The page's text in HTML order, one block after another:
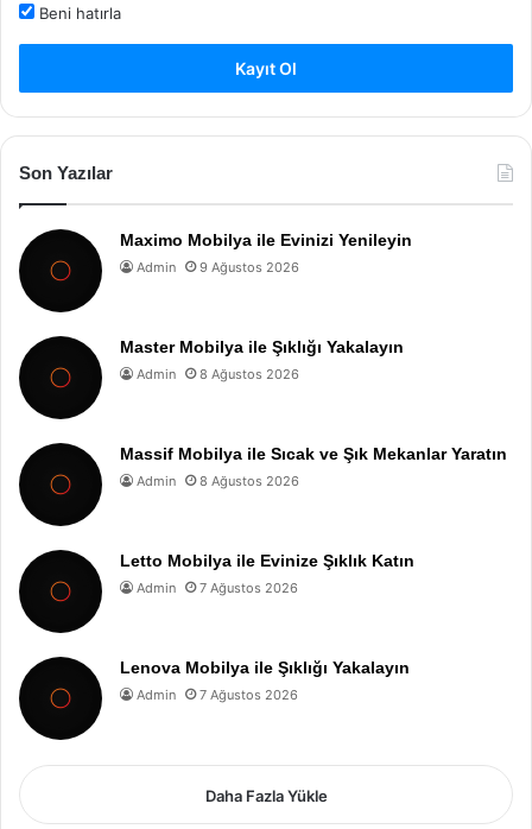
Beni hatırla
Kayıt Ol
Son Yazılar
Maximo Mobilya ile Evinizi Yenileyin
Admin 9 Ağustos 2026
Master Mobilya ile Şıklığı Yakalayın
Admin 8 Ağustos 2026
Massif Mobilya ile Sıcak ve Şık Mekanlar Yaratın
Admin 8 Ağustos 2026
Letto Mobilya ile Evinize Şıklık Katın
Admin 7 Ağustos 2026
Lenova Mobilya ile Şıklığı Yakalayın
Admin 7 Ağustos 2026
Daha Fazla Yükle